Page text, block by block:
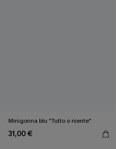
Minigonna blu "Tutto o niente"
31,00 €